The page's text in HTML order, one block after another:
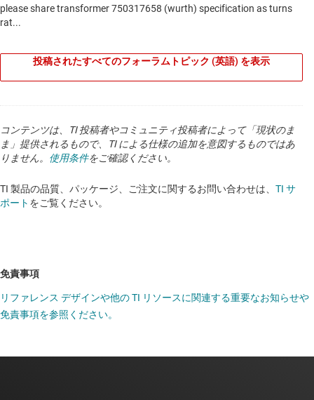
投稿されたすべてのフォーラムトピック (英語) を表示
コンテンツは、TI 投稿者やコミュニティ投稿者によって「現状のま
ま」提供されるもので、TI による仕様の追加を意図するものではあ
りません。 使用条件をご確認ください。
TI 製品の品質、パッケージ、ご注文に関するお問い合わせは、 TI サ
ポート をご覧ください。
免責事項
リファレンス デザインや他の TI リソースに関連する重要なお知らせや
免責事項を参照ください。